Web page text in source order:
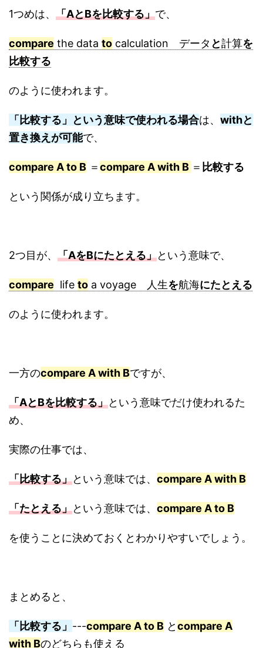
1つめは、 「AとBを比較する」で、
compare the data to calculation データ と計算を
比較する
のように使われます。
「比較する」という意味で使われる場合は、 withと
置き換えが可能で、
compare A to B ＝compare A with B ＝ 比較する
という関係が成り立ちます。
2つ目が、 「AをBにたとえる」という意味で、
compare life to a voyage 人生を航海にたとえる
のように使われます。
一方のcompare A with Bですが、
「AとBを比較する」という意味でだけ使われるた
め、
実際の仕事では、
「比較する」という意味では、 compare A with B
「たとえる」という意味では、 compare A to B
を使うことに決めておくとわかりやすいでしょう。
まとめると、
「比較する」 ---compare A to B とcompare A
with Bのどちらも使える